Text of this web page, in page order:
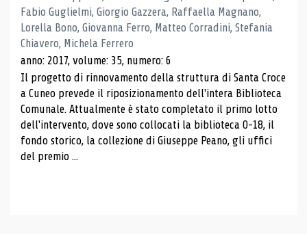
Fabio Guglielmi, Giorgio Gazzera, Raffaella Magnano,
Lorella Bono, Giovanna Ferro, Matteo Corradini, Stefania
Chiavero, Michela Ferrero
anno: 2017, volume: 35, numero: 6
Il progetto di rinnovamento della struttura di Santa Croce
a Cuneo prevede il riposizionamento dell'intera Biblioteca
Comunale. Attualmente è stato completato il primo lotto
dell'intervento, dove sono collocati la biblioteca 0-18, il
fondo storico, la collezione di Giuseppe Peano, gli uffici
del premio ...